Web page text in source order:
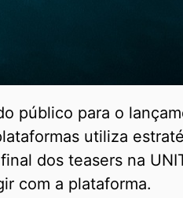
público para o
utiliza
dos teasers na
com a plataforma.